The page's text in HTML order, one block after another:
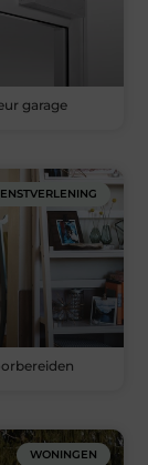
garage
WONINGEN